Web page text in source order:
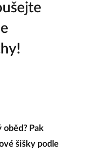
oběd? Pak
šišky podle